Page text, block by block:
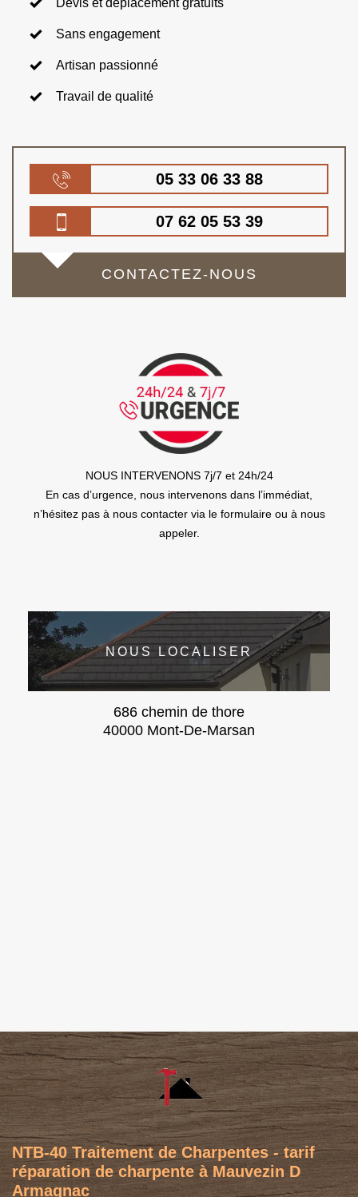
Devis et déplacement gratuits
Sans engagement
Artisan passionné
Travail de qualité
05 33 06 33 88
07 62 05 53 39
CONTACTEZ-NOUS
NOUS INTERVENONS 7j/7 et 24h/24
En cas d’urgence, nous intervenons dans l’immédiat,
n’hésitez pas à nous contacter via le formulaire ou à nous
appeler.
NOUS LOCALISER
686 chemin de thore
40000 Mont-De-Marsan
NTB-40 Traitement de Charpentes - tarif
réparation de charpente à Mauvezin D
Armagnac